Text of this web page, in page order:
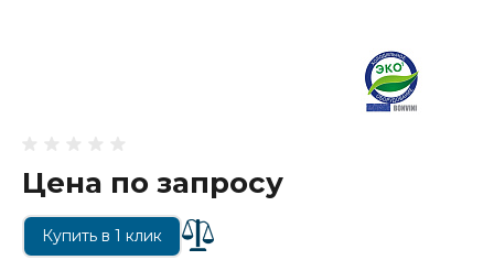
Цена по запросу
Купить в 1 клик